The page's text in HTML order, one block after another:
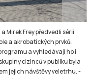
Mirek Frey předvedli sérii
a akrobatických prvků.
a vyhledávají ho i
cizinců v publiku byla
jejich návštěvy veletrhu.-